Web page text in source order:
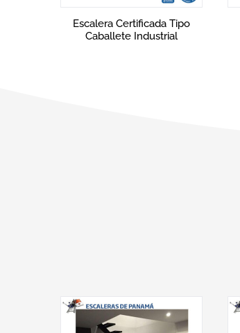
Escalera Certificada Tipo
Extensión Industrial